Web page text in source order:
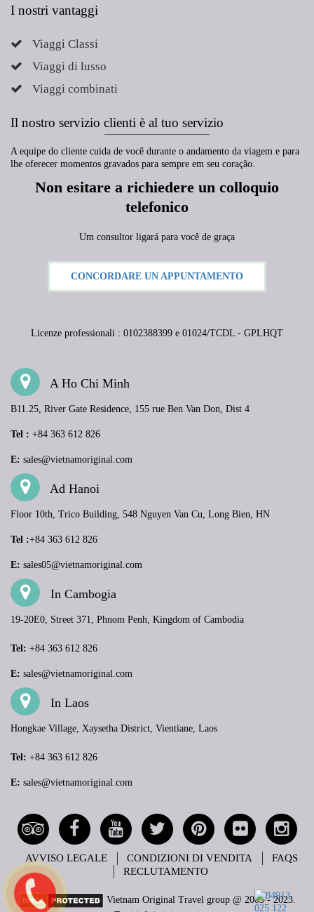
I nostri vantaggi
Viaggi Classi
Viaggi di lusso
Viaggi combinati
Il nostro servizio clienti è al tuo servizio
A equipe do cliente cuida de você durante o andamento da viagem e para
lhe oferecer momentos gravados para sempre em seu coração.
Non esitare a richiedere un colloquio
telefonico
Um consultor ligará para você de graça
CONCORDARE UN APPUNTAMENTO
Licenze professionali : 0102388399 e 01024/TCDL - GPLHQT
A Ho Chi Minh
B11.25, River Gate Residence, 155 rue Ben Van Don, Dist 4
Tel : +84 363 612 826
E: sales@vietnamoriginal.com
Ad Hanoi
Floor 10th, Trico Building, 548 Nguyen Van Cu, Long Bien, HN
Tel :+84 363 612 826
E: sales05@vietnamoriginal.com
In Cambogia
19-20E0, Street 371, Phnom Penh, Kingdom of Cambodia
Tel: +84 363 612 826
E: sales@vietnamoriginal.com
In Laos
Hongkae Village, Xaysetha District, Vientiane, Laos
Tel: +84 363 612 826
E: sales@vietnamoriginal.com
AVVISO LEGALE CONDIZIONI DI VENDITA
FAQS
RECLUTAMENTO
Vietnam Original Travel group @ 2005 - 2023.